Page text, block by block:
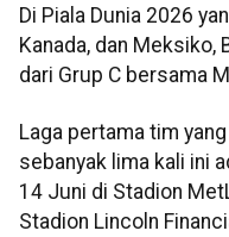
Di Piala Dunia 2026
Kanada, dan Meksiko,
dari Grup C bersama
Laga pertama tim
sebanyak lima kali ini
14 Juni di Stadion
Stadion Lincoln